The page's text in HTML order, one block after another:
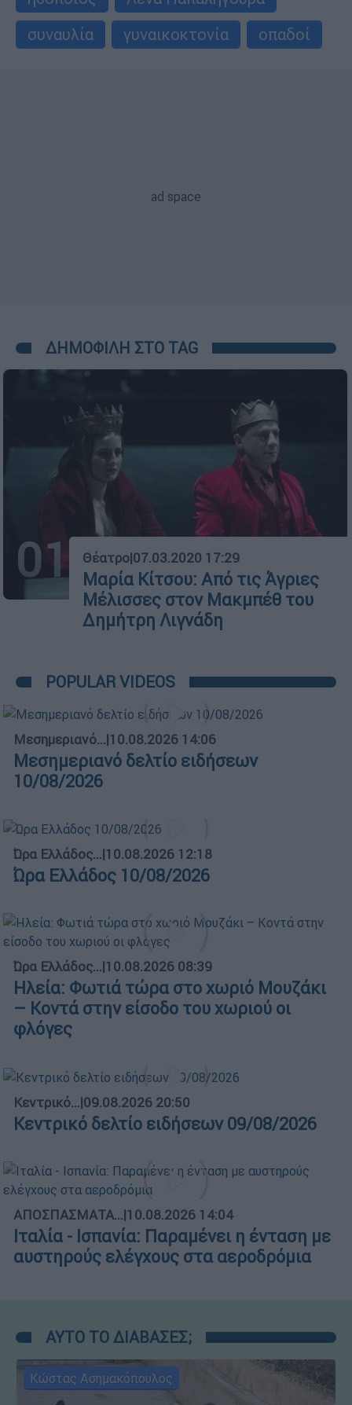
συναυλία
γυναικοκτονία οπαδοί
ΔΗΜΟΦΙΛΗ ΣΤΟ TAG
01 Θέατρο|07.03.2020 17:29
Μαρία Κίτσου: Από τις Άγριες
Μέλισσες στον Μακμπέθ του
Δημήτρη Λιγνάδη
POPULAR VIDEOS
Μεσημεριανό...|10.08.2026 14:06
Μεσημεριανό δελτίο ειδήσεων
10/08/2026
Ώρα Ελλάδος...|10.08.2026 12:18
Ώρα Ελλάδος 10/08/2026
Ώρα Ελλάδος...|10.08.2026 08:39
Ηλεία: Φωτιά τώρα στο χωριό Μουζάκι
– Κοντά στην είσοδο του χωριού οι
φλόγες
Κεντρικό...|09.08.2026 20:50
Κεντρικό δελτίο ειδήσεων 09/08/2026
ΑΠΟΣΠΑΣΜΑΤΑ...|10.08.2026 14:04
Ιταλία - Ισπανία: Παραμένει η ένταση με
αυστηρούς ελέγχους στα αεροδρόμια
ΑΥΤΟ ΤΟ ΔΙΑΒΑΣΕΣ;
Κώστας Ασημακόπουλος